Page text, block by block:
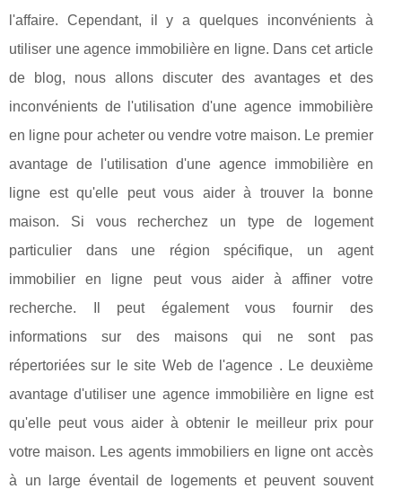
l'affaire. Cependant, il y a quelques inconvénients à
utiliser une agence immobilière en ligne. Dans cet article
de blog, nous allons discuter des avantages et des
inconvénients de l'utilisation d'une agence immobilière
en ligne pour acheter ou vendre votre maison. Le premier
avantage de l'utilisation d'une agence immobilière en
ligne est qu'elle peut vous aider à trouver la bonne
maison. Si vous recherchez un type de logement
particulier dans une région spécifique, un agent
immobilier en ligne peut vous aider à affiner votre
recherche. Il peut également vous fournir des
informations sur des maisons qui ne sont pas
répertoriées sur le site Web de l'agence . Le deuxième
avantage d'utiliser une agence immobilière en ligne est
qu'elle peut vous aider à obtenir le meilleur prix pour
votre maison. Les agents immobiliers en ligne ont accès
à un large éventail de logements et peuvent souvent